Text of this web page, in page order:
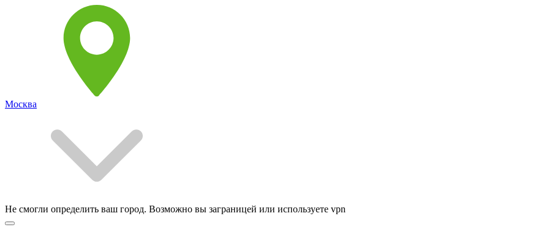
Москва
Не смогли определить ваш город. Возможно вы заграницей или используете vpn